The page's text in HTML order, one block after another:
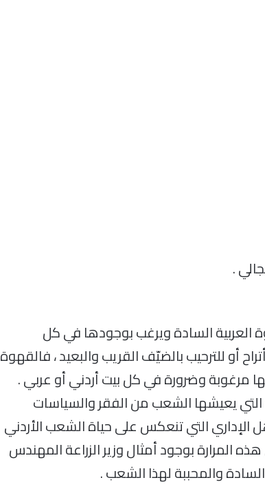
.
العربية السادة ويرغب بوجودها في كل
أو للترحيب بالضيّف القريب والبعيد ، فالقهوة
مرغوبة وضرورة في كل بيت أردني أو عربي .
التي يعيشها الشعب من الفقر والسياسات
الإداري التي تنعكس على حياة الشعب الأردني
المرارة بوجود أمثال وزير الزراعة المهندس
والمحببة لهذا الشعب .